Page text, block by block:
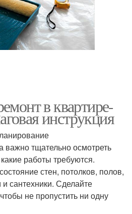
в квартире-
инструкция
тщательно осмотреть
работы требуются.
стен, потолков, полов,
сантехники. Сделайте
не пропустить ни одну